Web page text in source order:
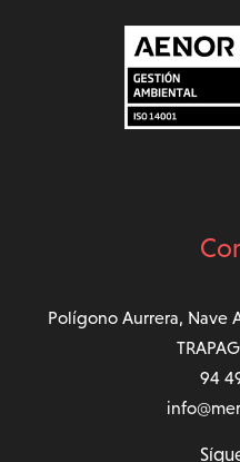
Polígono Aurrera, Nave
94